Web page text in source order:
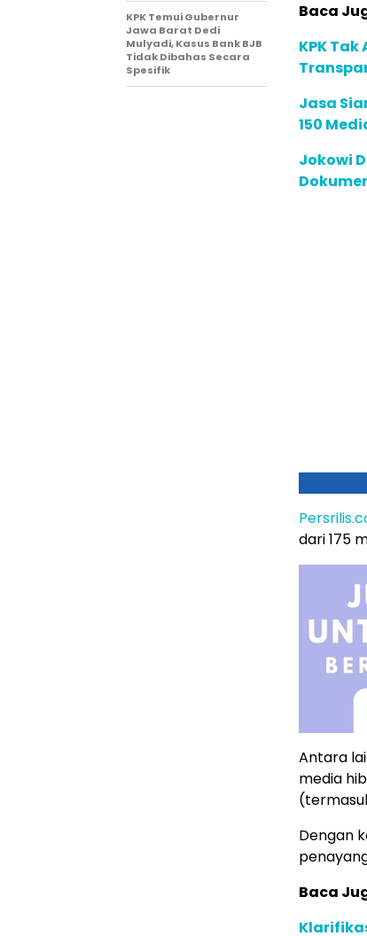
Baca
KPK
Jasa
150
Jokowi
dari 175
Antara
media
Dengan
Baca
KPK Temui Gubernur
Jawa Barat Dedi
Mulyadi, Kasus Bank BJB
Tidak Dibahas Secara
Spesifik